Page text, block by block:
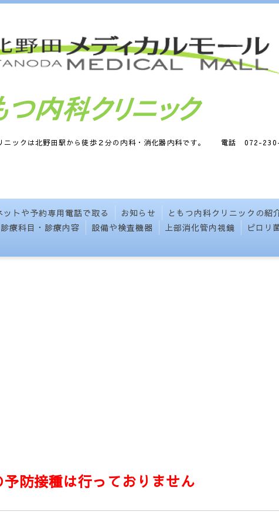
駅から徒歩２分の内科・消化器内科です。 電話 072-230-
トや予約専用電話で取る お知らせ ともつ内科クリニックの紹
診療科目・診療内容 設備や検査機器 上部消化管内視鏡 ピロリ
防接種は行っておりません